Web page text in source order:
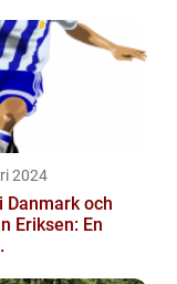
2024
Danmark och
Eriksen: En